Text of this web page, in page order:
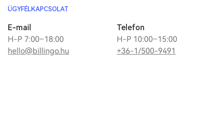
ÜGYFÉLKAPCSOLAT
E-mail
H-P 7:00–18:00
hello@billingo.hu
Telefon
H-P 10:00–15:00
+36-1/500-9491